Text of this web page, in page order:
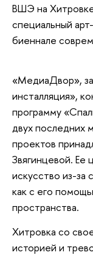
ВШЭ на
специальный
биеннале
«МедиаДвор»,
инсталляция»,
программу
двух последних
проектов
Звягинцевой.
искусство из-за
как с его
пространства.
Хитровка со
историей и